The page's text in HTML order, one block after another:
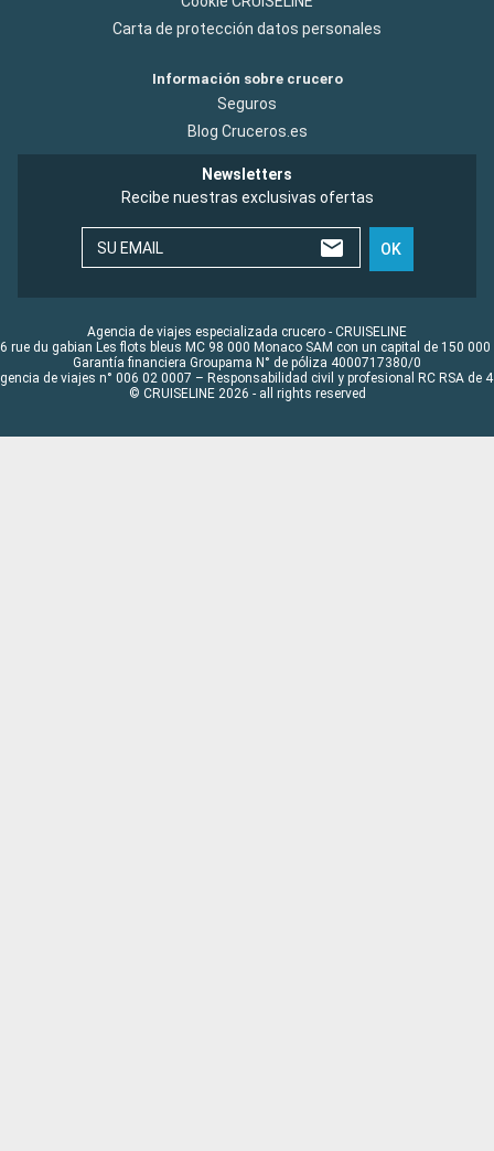
Carta de protección datos personales
Información sobre crucero
Seguros
Blog Cruceros.es
Newsletters
Recibe nuestras exclusivas ofertas
SU EMAIL OK
Agencia de viajes especializada crucero - CRUISELINE
rue du gabian Les flots bleus MC 98 000 Monaco SAM con un capital de 150 000
Garantía financiera Groupama N° de póliza 4000717380/0
de viajes n° 006 02 0007 – Responsabilidad civil y profesional RC RSA de
© CRUISELINE 2026 - all rights reserved